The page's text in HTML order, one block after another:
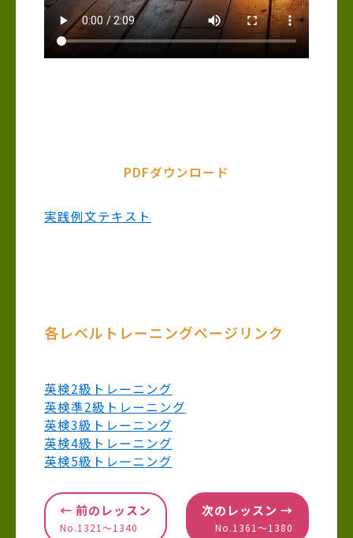
PDFダウンロード
実践例文テキスト
各レベルトレーニングページリンク
英検2級トレーニング
英検準2級トレーニング
英検3級トレーニング
英検4級トレーニング
英検5級トレーニング
← 前のレッスン
No.1321〜1340
次のレッスン →
No.1361〜1380